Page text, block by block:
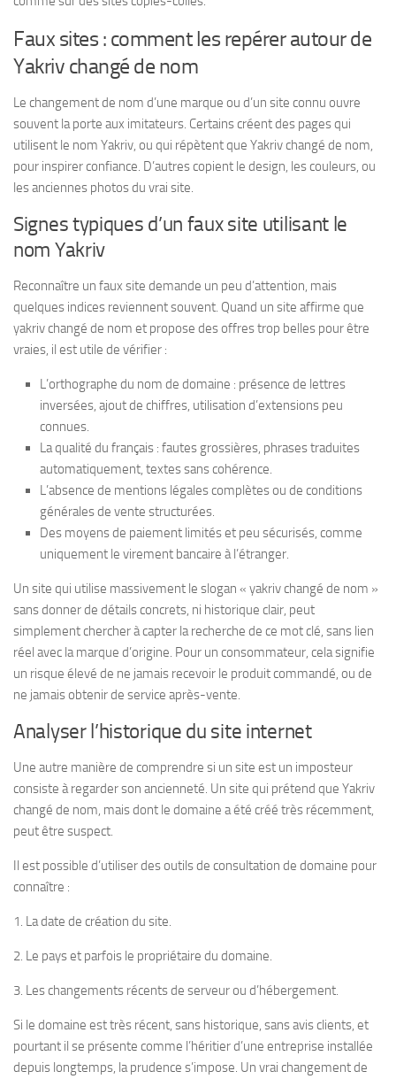
Faux sites : comment les repérer autour de
Yakriv changé de nom
Le changement de nom d’une marque ou d’un site connu ouvre
souvent la porte aux imitateurs. Certains créent des pages qui
utilisent le nom Yakriv, ou qui répètent que Yakriv changé de nom,
pour inspirer confiance. D’autres copient le design, les couleurs, ou
les anciennes photos du vrai site.
Signes typiques d’un faux site utilisant le
nom Yakriv
Reconnaître un faux site demande un peu d’attention, mais
quelques indices reviennent souvent. Quand un site affirme que
yakriv changé de nom et propose des offres trop belles pour être
vraies, il est utile de vérifier :
L’orthographe du nom de domaine : présence de lettres
inversées, ajout de chiffres, utilisation d’extensions peu
connues.
La qualité du français : fautes grossières, phrases traduites
automatiquement, textes sans cohérence.
L’absence de mentions légales complètes ou de conditions
générales de vente structurées.
Des moyens de paiement limités et peu sécurisés, comme
uniquement le virement bancaire à l’étranger.
Un site qui utilise massivement le slogan « yakriv changé de nom »
sans donner de détails concrets, ni historique clair, peut
simplement chercher à capter la recherche de ce mot clé, sans lien
réel avec la marque d’origine. Pour un consommateur, cela signifie
un risque élevé de ne jamais recevoir le produit commandé, ou de
ne jamais obtenir de service après-vente.
Analyser l’historique du site internet
Une autre manière de comprendre si un site est un imposteur
consiste à regarder son ancienneté. Un site qui prétend que Yakriv
changé de nom, mais dont le domaine a été créé très récemment,
peut être suspect.
Il est possible d’utiliser des outils de consultation de domaine pour
connaître :
1. La date de création du site.
2. Le pays et parfois le propriétaire du domaine.
3. Les changements récents de serveur ou d’hébergement.
Si le domaine est très récent, sans historique, sans avis clients, et
pourtant il se présente comme l’héritier d’une entreprise installée
depuis longtemps, la prudence s’impose. Un vrai changement de